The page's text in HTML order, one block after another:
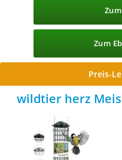
Zum
Preis-
wildtier herz